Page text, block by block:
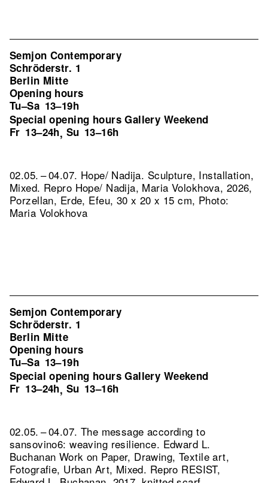
Semjon Contemporary
Schröderstr. 1
Berlin Mitte
Opening hours
Tu–Sa 13–19h
Special opening hours Gallery Weekend
Fr 13–24h, Su 13–16h
02.05. – 04.07. Hope/ Nadija. Sculpture, Installation,
Mixed. Repro Hope/ Nadija, Maria Volokhova, 2026,
Porzellan, Erde, Efeu, 30 x 20 x 15 cm, Photo:
Maria Volokhova
Semjon Contemporary
Schröderstr. 1
Berlin Mitte
Opening hours
Tu–Sa 13–19h
Special opening hours Gallery Weekend
Fr 13–24h, Su 13–16h
02.05. – 04.07. The message according to
sansovino6: weaving resilience. Edward L.
Buchanan Work on Paper, Drawing, Textile art,
Fotografie, Urban Art, Mixed. Repro RESIST,